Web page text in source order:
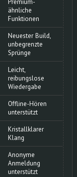
Premium-
ähnliche
Funktionen
Neuester Build,
unbegrenzte
Sprünge
Leicht,
reibungslose
Wiedergabe
Offline-Hören
unterstützt
Kristallklarer
Klang
Anonyme
Anmeldung
unterstützt